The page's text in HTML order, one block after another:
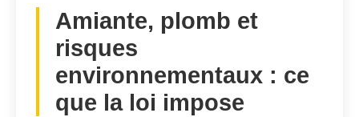
Amiante, plomb et
risques
environnementaux : ce
que la loi impose